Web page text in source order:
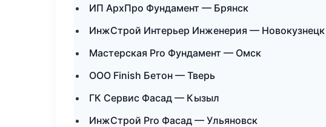
ИП АрхПро Фундамент — Брянск
ИнжСтрой Интерьер Инженерия — Новокузнецк
Мастерская Pro Фундамент — Омск
ООО Finish Бетон — Тверь
ГК Сервис Фасад — Кызыл
ИнжСтрой Pro Фасад — Ульяновск